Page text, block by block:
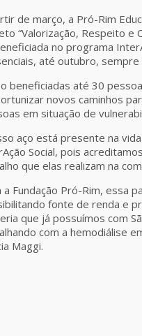
de março, a Pró-Rim
“Valorização, Respeito e
no programa
até outubro,
beneficiadas até 30
novos caminhos
em situação de
aço está presente na
Social, pois
que elas realizam na
a Fundação Pró-Rim, essa
fonte de renda e
que já possuímos com
com a hemodiálise
Maggi.